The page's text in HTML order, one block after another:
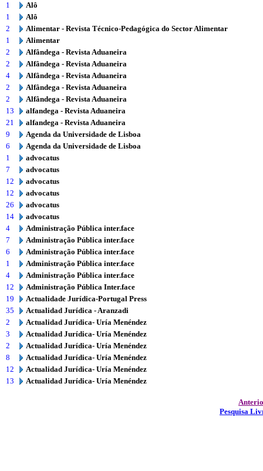
1
Alô
1
Alô
2
Alimentar - Revista Técnico-Pedagógica do Sector Alimentar
1
Alimentar
2
Alfândega - Revista Aduaneira
2
Alfândega - Revista Aduaneira
4
Alfândega - Revista Aduaneira
2
Alfândega - Revista Aduaneira
2
Alfândega - Revista Aduaneira
13
alfandega - Revista Aduaneira
21
alfandega - Revista Aduaneira
9
Agenda da Universidade de Lisboa
6
Agenda da Universidade de Lisboa
1
advocatus
7
advocatus
12
advocatus
12
advocatus
26
advocatus
14
advocatus
4
Administração Pública inter.face
7
Administração Pública inter.face
6
Administração Pública inter.face
1
Administração Pública inter.face
4
Administração Pública inter.face
12
Administração Pública Inter.face
19
Actualidade Jurídica-Portugal Press
35
Actualidad Jurídica - Aranzadi
2
Actualidad Jurídica- Uría Menéndez
3
Actualidad Jurídica- Uría Menéndez
2
Actualidad Jurídica- Uría Menéndez
8
Actualidad Jurídica- Uría Menéndez
12
Actualidad Jurídica- Uría Menéndez
13
Actualidad Jurídica- Uría Menéndez
Pesquisa